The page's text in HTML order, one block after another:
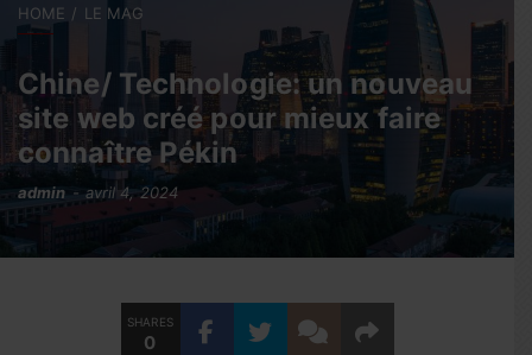
HOME LE MAG
Chine/ Technologie: un nouveau
site web créé pour mieux faire
connaître Pékin
admin avril 4, 2024
SHARES
0